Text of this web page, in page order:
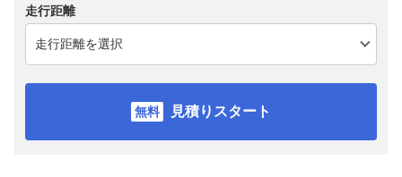
走行距離
見積りスタート